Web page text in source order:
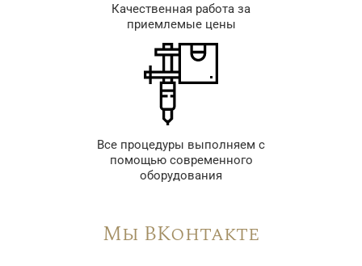
Качественная работа за
приемлемые цены
Все процедуры выполняем с
помощью современного
оборудования
Мы ВКонтакте